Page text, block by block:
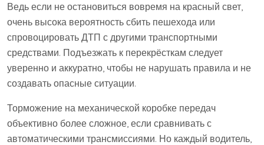
Ведь если не остановиться вовремя на красный свет,
очень высока вероятность сбить пешехода или
спровоцировать ДТП с другими транспортными
средствами. Подъезжать к перекрёсткам следует
уверенно и аккуратно, чтобы не нарушать правила и не
создавать опасные ситуации.
Торможение на механической коробке передач
объективно более сложное, если сравнивать с
автоматическими трансмиссиями. Но каждый водитель,